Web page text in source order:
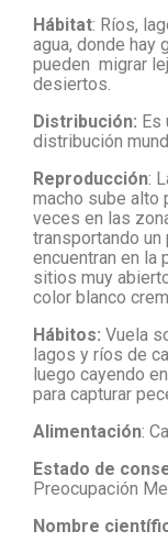
Hábitat: Ríos,
agua, donde hay
pueden migrar
desiertos.
Distribución: Es
distribución
Reproducción:
macho sube alto
veces en las
transportando
encuentran en la
sitios muy
color blanco
Hábitos: Vuela
lagos y ríos de
luego cayendo
para capturar
Alimentación:
Estado de
Preocupación
Nombre